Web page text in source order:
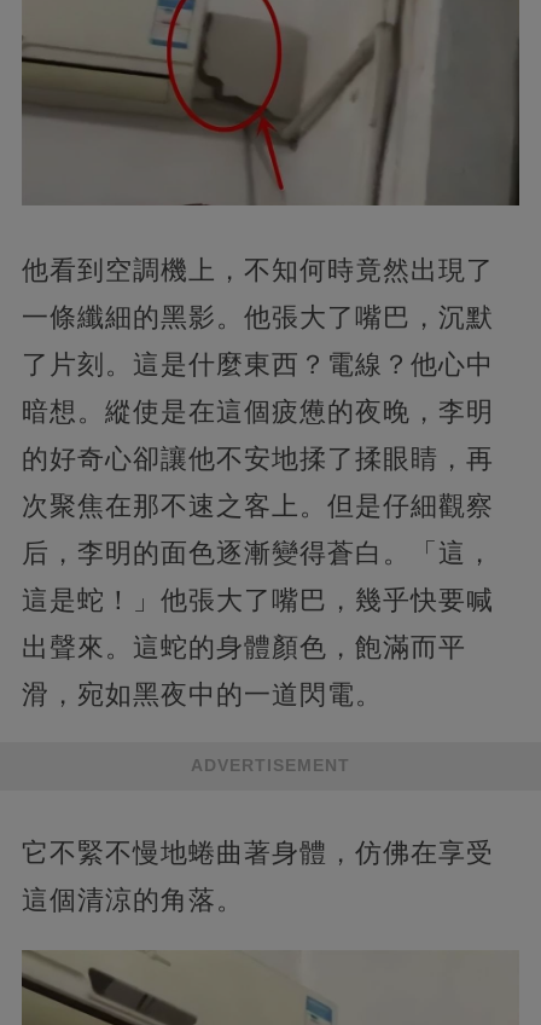
他看到空調機上，不知何時竟然出現了
一條纖細的黑影。他張大了嘴巴，沉默
了片刻。這是什麼東西？電線？他心中
暗想。縱使是在這個疲憊的夜晚，李明
的好奇心卻讓他不安地揉了揉眼睛，再
次聚焦在那不速之客上。但是仔細觀察
后，李明的面色逐漸變得蒼白。「這，
這是蛇！」他張大了嘴巴，幾乎快要喊
出聲來。這蛇的身體顏色，飽滿而平
滑，宛如黑夜中的一道閃電。
ADVERTISEMENT
它不緊不慢地蜷曲著身體，仿佛在享受
這個清涼的角落。